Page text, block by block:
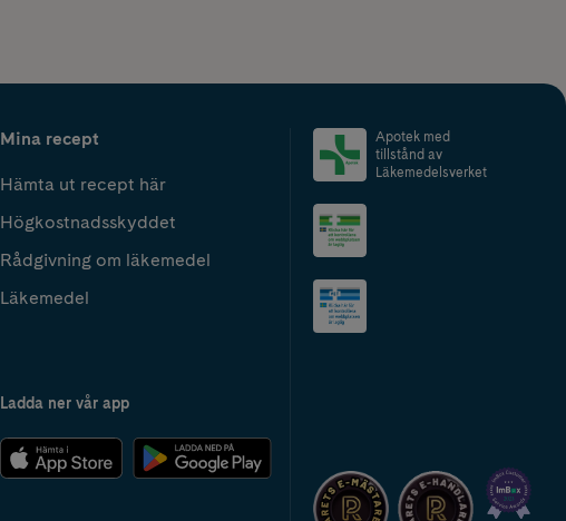
Mina recept
Hämta ut recept här
Högkostnadsskyddet
Rådgivning om läkemedel
Läkemedel
Ladda ner vår app
Apotek med
tillstånd av
Läkemedelsverket